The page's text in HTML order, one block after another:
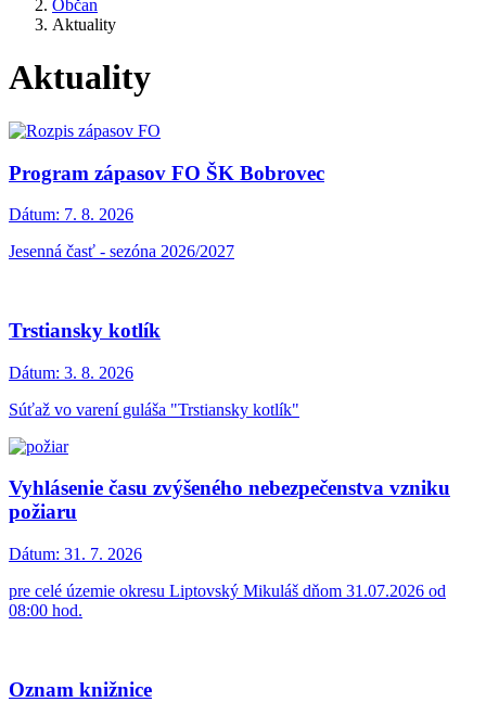
Občan
Aktuality
Aktuality
Program zápasov FO ŠK Bobrovec
Dátum: 7. 8. 2026
Jesenná časť - sezóna 2026/2027
Trstiansky kotlík
Dátum: 3. 8. 2026
Súťaž vo varení guláša "Trstiansky kotlík"
Vyhlásenie času zvýšeného nebezpečenstva vzniku
požiaru
Dátum: 31. 7. 2026
pre celé územie okresu Liptovský Mikuláš dňom 31.07.2026 od
08:00 hod.
Oznam knižnice